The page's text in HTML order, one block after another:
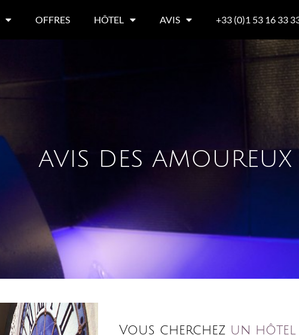
OFFRES HÔTEL AVIS +33 (0)1 53 16 33
AVIS DES AMOUREUX
Vous cherchez un hôtel